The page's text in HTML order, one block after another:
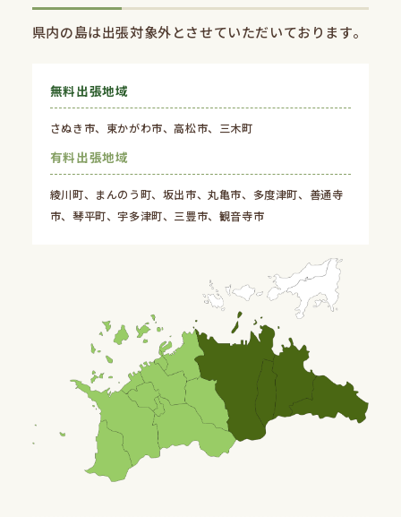
県内の島は出張対象外とさせていただいております。
無料出張地域
さぬき市、東かがわ市、⾼松市、三木町
有料出張地域
綾川町、まんのう町、坂出市、丸⻲市、多度津町、善通寺
市、琴平町、宇多津町、三豊市、観⾳寺市